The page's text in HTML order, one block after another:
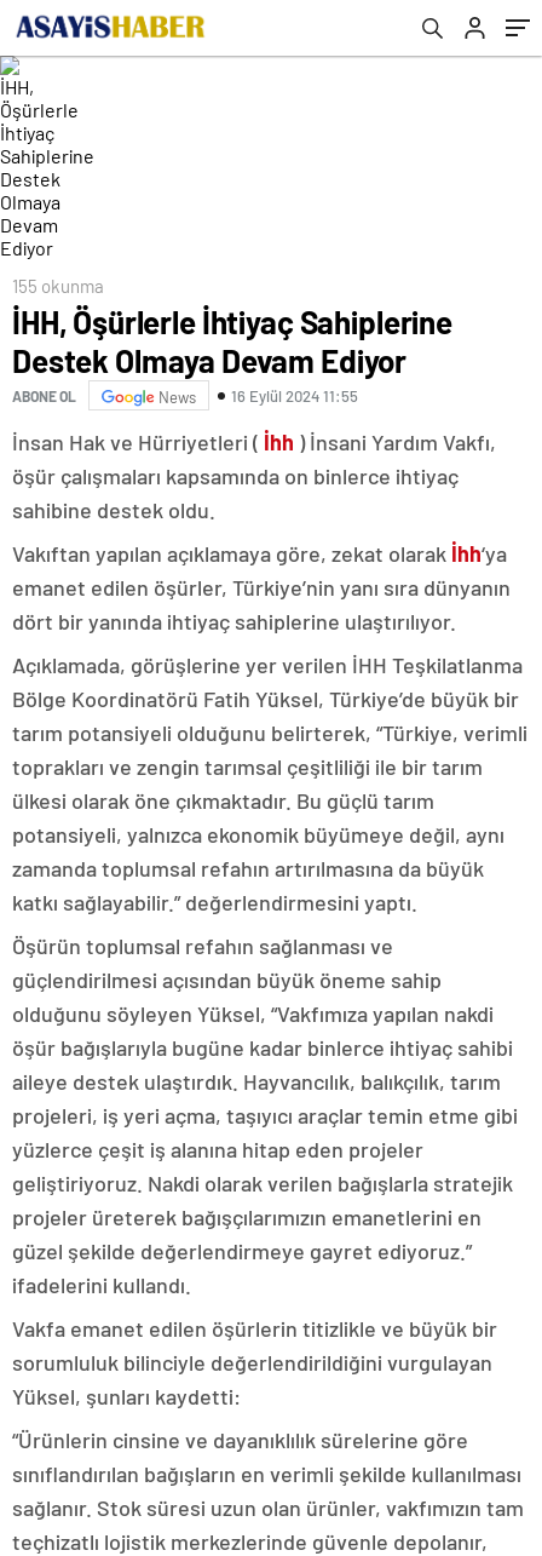
155 okunma
İHH, Öşürlerle İhtiyaç Sahiplerine
Destek Olmaya Devam Ediyor
ABONE OL News 16 Eylül 2024 11:55
İnsan Hak ve Hürriyetleri ( İhh ) İnsani Yardım Vakfı,
öşür çalışmaları kapsamında on binlerce ihtiyaç
sahibine destek oldu.
Vakıftan yapılan açıklamaya göre, zekat olarak İhh‘ya
emanet edilen öşürler, Türkiye’nin yanı sıra dünyanın
dört bir yanında ihtiyaç sahiplerine ulaştırılıyor.
Açıklamada, görüşlerine yer verilen İHH Teşkilatlanma
Bölge Koordinatörü Fatih Yüksel, Türkiye’de büyük bir
tarım potansiyeli olduğunu belirterek, “Türkiye, verimli
toprakları ve zengin tarımsal çeşitliliği ile bir tarım
ülkesi olarak öne çıkmaktadır. Bu güçlü tarım
potansiyeli, yalnızca ekonomik büyümeye değil, aynı
zamanda toplumsal refahın artırılmasına da büyük
katkı sağlayabilir.” değerlendirmesini yaptı.
Öşürün toplumsal refahın sağlanması ve
güçlendirilmesi açısından büyük öneme sahip
olduğunu söyleyen Yüksel, “Vakfımıza yapılan nakdi
öşür bağışlarıyla bugüne kadar binlerce ihtiyaç sahibi
aileye destek ulaştırdık. Hayvancılık, balıkçılık, tarım
projeleri, iş yeri açma, taşıyıcı araçlar temin etme gibi
yüzlerce çeşit iş alanına hitap eden projeler
geliştiriyoruz. Nakdi olarak verilen bağışlarla stratejik
projeler üreterek bağışçılarımızın emanetlerini en
güzel şekilde değerlendirmeye gayret ediyoruz.”
ifadelerini kullandı.
Vakfa emanet edilen öşürlerin titizlikle ve büyük bir
sorumluluk bilinciyle değerlendirildiğini vurgulayan
Yüksel, şunları kaydetti:
“Ürünlerin cinsine ve dayanıklılık sürelerine göre
sınıflandırılan bağışların en verimli şekilde kullanılması
sağlanır. Stok süresi uzun olan ürünler, vakfımızın tam
teçhizatlı lojistik merkezlerinde güvenle depolanır,